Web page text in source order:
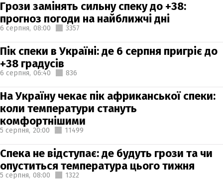
Грози замінять сильну спеку до +38:
прогноз погоди на найближчі дні
6 серпня, 08:00 3357
Пік спеки в Україні: де 6 серпня пригріє до
+38 градусів
6 серпня, 06:40 836
На Україну чекає пік африканської спеки:
коли температури стануть
комфортнішими
5 серпня, 20:00 11499
Спека не відступає: де будуть грози та чи
опуститься температура цього тижня
5 серпня, 08:00 1322